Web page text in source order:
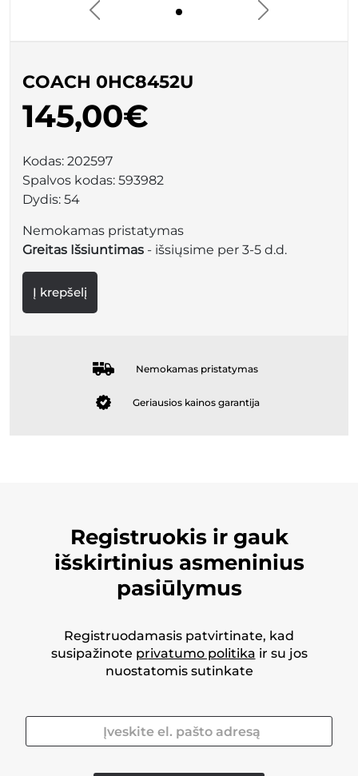
COACH 0HC8452U
145,00€
Kodas: 202597
Spalvos kodas: 593982
Dydis: 54
Nemokamas pristatymas
Greitas Išsiuntimas - išsiųsime per 3-5 d.d.
Į krepšelį
Nemokamas pristatymas
Geriausios kainos garantija
Registruokis ir gauk
išskirtinius asmeninius
pasiūlymus
Registruodamasis patvirtinate, kad
susipažinote privatumo politika ir su jos
nuostatomis sutinkate